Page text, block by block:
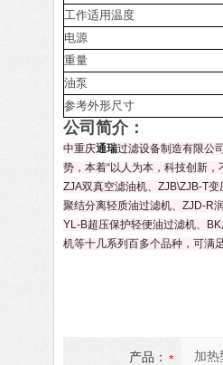
工作适用温度
电源
重量
油泵
参考外形尺寸
公司简介：
中重庆通瑞过滤设备制造有限公
势，本着“以人为本，科技创新，
ZJA双真空滤油机、 ZJB\ZJB-T变
聚结分离轻质油过滤机、 ZJD-R
YL-B超压保护轻便油过滤机、 BK
机等十几系列百多个品种，可满
产品：